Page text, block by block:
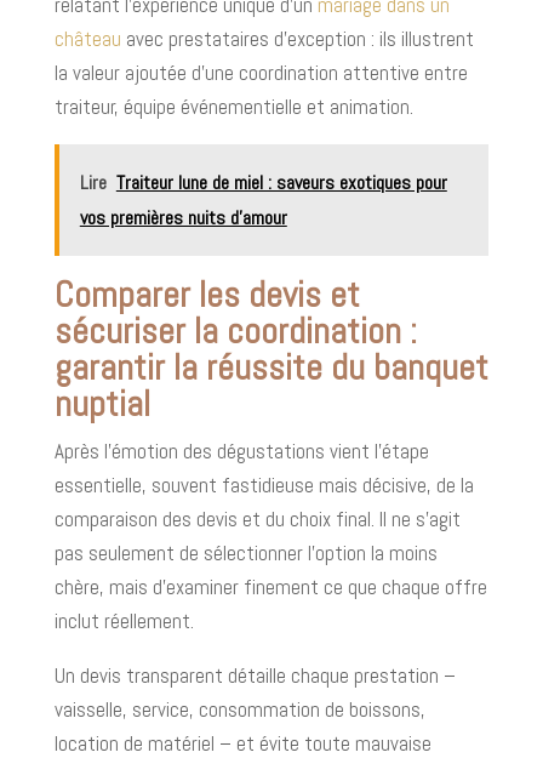
château avec prestataires d’exception : ils illustrent
la valeur ajoutée d’une coordination attentive entre
traiteur, équipe événementielle et animation.
Lire Traiteur lune de miel : saveurs exotiques pour
vos premières nuits d’amour
Comparer les devis et
sécuriser la coordination :
garantir la réussite du banquet
nuptial
Après l’émotion des dégustations vient l’étape
essentielle, souvent fastidieuse mais décisive, de la
comparaison des devis et du choix final. Il ne s’agit
pas seulement de sélectionner l’option la moins
chère, mais d’examiner finement ce que chaque offre
inclut réellement.
Un devis transparent détaille chaque prestation –
vaisselle, service, consommation de boissons,
location de matériel – et évite toute mauvaise